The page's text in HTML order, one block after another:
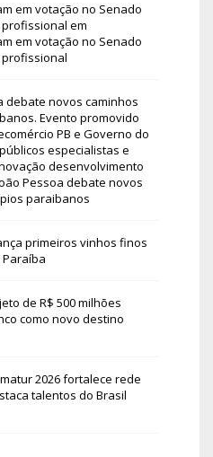
em votação no Senado
em
em votação no Senado
debate novos caminhos
Evento promovido
PB e Governo do
especialistas e
desenvolvimento
Pessoa debate novos
paraibanos
primeiros vinhos finos
de R$ 500 milhões
como novo destino
2026 fortalece rede
talentos do Brasil